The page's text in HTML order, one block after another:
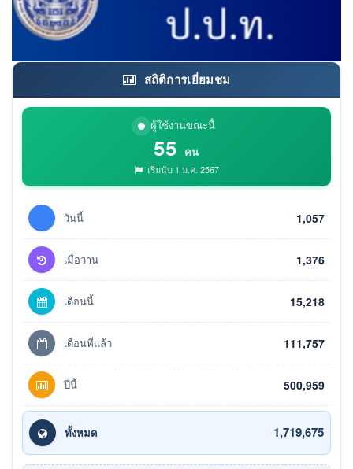
สถิติการเยี่ยมชม
ผู้ใช้งานขณะนี้
55 คน
เริ่มนับ 1 ม.ค. 2567
วันนี้ 1,057
เมื่อวาน 1,376
เดือนนี้ 15,218
เดือนที่แล้ว 111,757
ปีนี้ 500,959
ทั้งหมด 1,719,675